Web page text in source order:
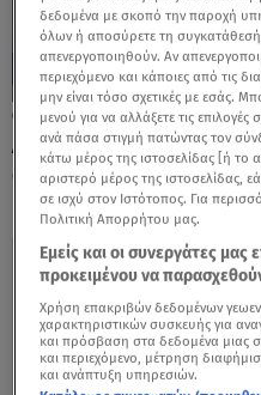
20.09.24, 21:05
Από ήρωας
σπείρας
δεδομένα με σκοπό την παροχή
όλων ή αποσύρετε τη συγκατάθεσή
απενεργοποιηθούν. Αν
περιεχόμενο και κάποιες από τις
μην είναι τόσο σχετικές με εσάς.
μενού για να αλλάξετε τις
ανά πάσα στιγμή πατώντας τον
κάτω μέρος της ιστοσελίδας [ή το
αριστερό μέρος της ιστοσελίδας,
σε ισχύ στον Ιστότοπος. Για
Πολιτική Απορρήτου μας.
Εμείς και οι συνεργάτες
προκειμένου να
Χρήση επακριβών δεδομένων
χαρακτηριστικών συσκευής για
και πρόσβαση στα δεδομένα μιας
και περιεχόμενο, μέτρηση
και ανάπτυξη υπηρεσιών.